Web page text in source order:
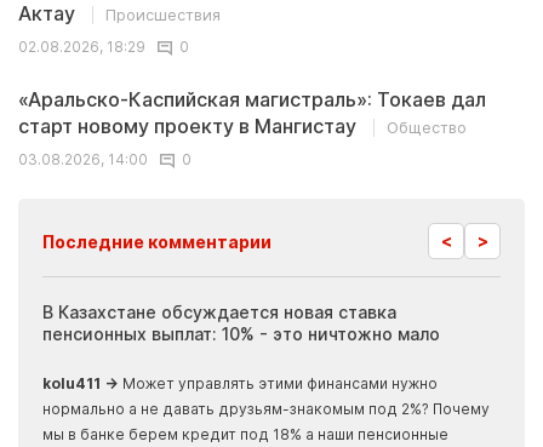
Актау
Происшествия
02.08.2026, 18:29
0
«Аральско-Каспийская магистраль»: Токаев дал
старт новому проекту в Мангистау
Общество
03.08.2026, 14:00
0
Последние комментарии < >
В Казахстане обсуждается новая ставка
пенсионных выплат: 10% - это ничтожно мало
kolu411 → Может управлять этими финансами нужно
нормально а не давать друзьям-знакомым под 2%? Почему
мы в банке берем кредит под 18% а наши пенсионные